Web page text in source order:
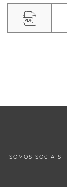
SOMOS SOCIAIS